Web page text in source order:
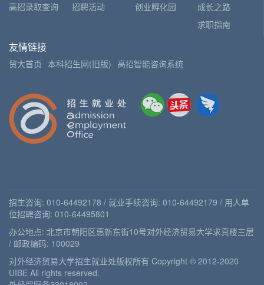
高招录取查询
招聘活动
创业孵化园
成长之路
求职指南
友情链接
贸大首页 本科招生网(旧版) 高招智能咨询系统
招生咨询: 010-64492178 / 就业手续咨询: 010-64492179 / 用人单
位招聘咨询: 010-64495801
办公地点: 北京市朝阳区惠新东街10号对外经济贸易大学求真楼三层
/ 邮政编码: 100029
对外经济贸易大学招生就业处版权所有 Copyright © 2012-2020
UIBE All rights reserved.